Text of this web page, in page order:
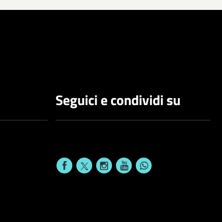
Seguici e condividi su